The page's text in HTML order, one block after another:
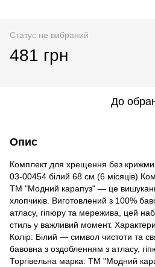
Статус не вибраний
481 грн
До
Опис
Комплект для хрещення без крижми
03-00454 білий 68 см (6 місяців)
ТМ "Модний карапуз" — це
хлопчиків. Виготовлений з 100%
атласу, гіпюру та мережива, цей
стиль у важливий момент.
Колір: Білий — символ чистоти та
бавовна з оздобленням з атласу,
Торгівельна марка: ТМ "Модний